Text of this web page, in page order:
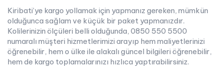
Kiribati’ye kargo yollamak için yapmanız gereken, mümkün
olduğunca sağlam ve küçük bir paket yapmanızdır.
Kolilerinizin ölçüleri belli olduğunda, 0850 550 5500
numaralı müşteri hizmetlerimizi arayıp hem maliyetlerinizi
öğrenebilir, hem o ülke ile alakalı güncel bilgileri öğrenebilir,
hem de kargo toplamalarınızı hızlıca yaptırabilirsiniz.